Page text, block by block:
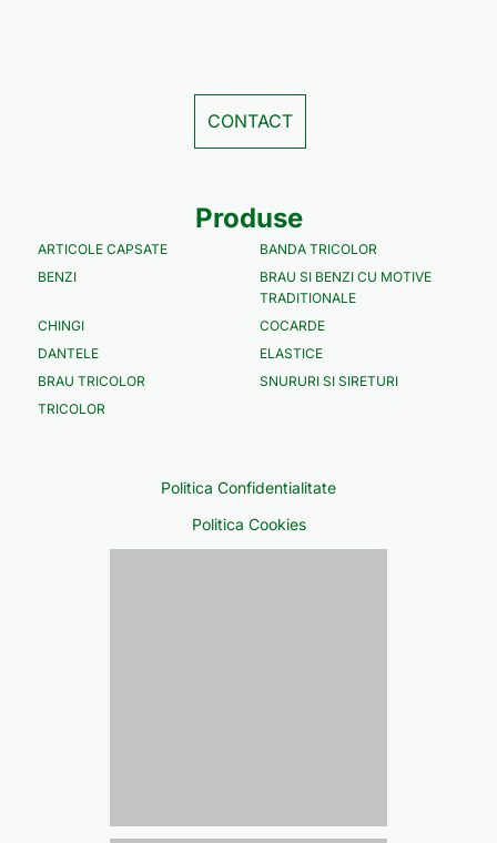
CONTACT
Produse
ARTICOLE CAPSATE
BANDA TRICOLOR
BENZI
BRAU SI BENZI CU MOTIVE
TRADITIONALE
CHINGI
COCARDE
DANTELE
ELASTICE
BRAU TRICOLOR
SNURURI SI SIRETURI
TRICOLOR
Politica Confidentialitate
Politica Cookies